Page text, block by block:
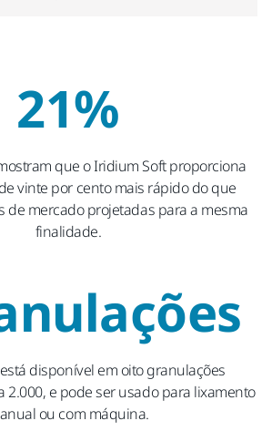
21%
que o Iridium Soft proporciona
vinte por cento mais rápido do que
de mercado projetadas para a mesma
finalidade.
disponível em oito granulações
2.000, e pode ser usado para lixamento
ou com máquina.